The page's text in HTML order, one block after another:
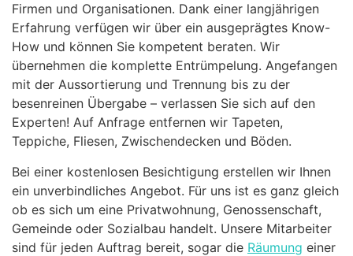
Firmen und Organisationen. Dank einer langjährigen
Erfahrung verfügen wir über ein ausgeprägtes Know-
How und können Sie kompetent beraten. Wir
übernehmen die komplette Entrümpelung. Angefangen
mit der Aussortierung und Trennung bis zu der
besenreinen Übergabe – verlassen Sie sich auf den
Experten! Auf Anfrage entfernen wir Tapeten,
Teppiche, Fliesen, Zwischendecken und Böden.
Bei einer kostenlosen Besichtigung erstellen wir Ihnen
ein unverbindliches Angebot. Für uns ist es ganz gleich
ob es sich um eine Privatwohnung, Genossenschaft,
Gemeinde oder Sozialbau handelt. Unsere Mitarbeiter
sind für jeden Auftrag bereit, sogar die Räumung einer